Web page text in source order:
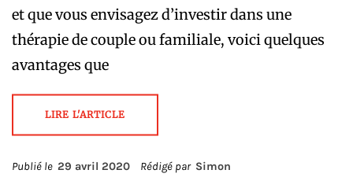
et que vous envisagez d’investir dans une
thérapie de couple ou familiale, voici quelques
avantages que
LIRE L'ARTICLE
Publié le 29 avril 2020 Rédigé par Simon